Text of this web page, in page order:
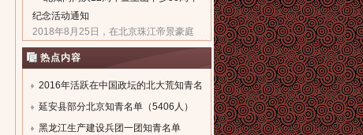
复高考进入上海工业大学。现......
纪念活动通知
2018年8月25日，在北京珠江帝景豪庭
酒店二楼举办盛大隆重的“庆祝北京知青
网成立十二周年暨纪念上山下乡五十周
年文艺联欢会”。热烈欢迎广大知青朋友
参加。...
热点内容
2016年活跃在中国政坛的北大荒知青名
单
[field:description
延安县部分北京知青名单（5406人）
[field:description
黑龙江生产建设兵团一团知青名单